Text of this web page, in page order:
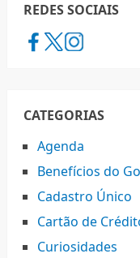
REDES SOCIAIS
CATEGORIAS
Agenda
Benefícios do
Cadastro Único
Cartão de
Curiosidades